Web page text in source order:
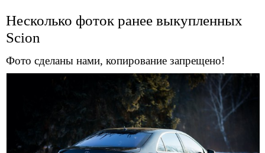
Несколько фоток ранее выкупленных
Scion
Фото сделаны нами, копирование запрещено!